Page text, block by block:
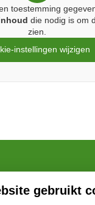
toestemming
die nodig is om
zien.
instellingen wijzigen
gebruikt